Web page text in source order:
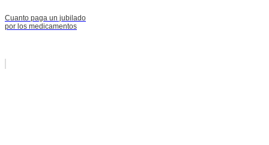
Cuanto paga un jubilado
por los medicamentos